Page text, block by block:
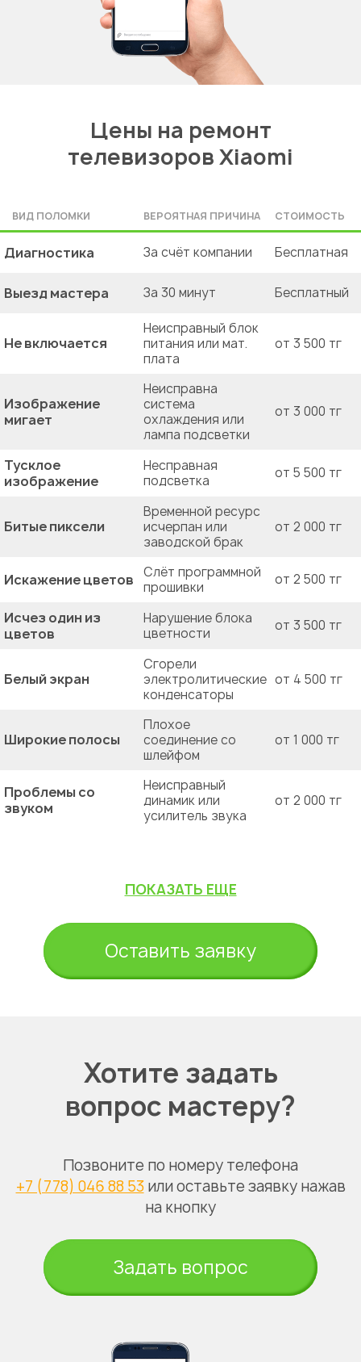
Цены на ремонт
телевизоров Xiaomi
ВИД ПОЛОМКИ ВЕРОЯТНАЯ ПРИЧИНА СТОИМОСТЬ
Диагностика За счёт компании Бесплатная
Выезд мастера За 30 минут Бесплатный
Не включается
Неисправный блок
питания или мат.
плата
от 3 500 тг
Изображение
мигает
Неисправна
система
охлаждения или
лампа подсветки
от 3 000 тг
Тусклое
изображение
Несправная
подсветка
от 5 500 тг
Битые пиксели
Временной ресурс
исчерпан или
заводской брак
от 2 000 тг
Искажение цветов
Слёт программной
прошивки
от 2 500 тг
Исчез один из
цветов
Нарушение блока
цветности
от 3 500 тг
Белый экран
Сгорели
электролитические
конденсаторы
от 4 500 тг
Широкие полосы
Плохое
соединение со
шлейфом
от 1 000 тг
Проблемы со
звуком
Неисправный
динамик или
усилитель звука
от 2 000 тг
ПОКАЗАТЬ ЕЩЕ
Оставить заявку
Хотите задать
вопрос мастеру?
Позвоните по номеру телефона
+7 (778) 046 88 53или оставьте заявку нажав
на кнопку
Задать вопрос